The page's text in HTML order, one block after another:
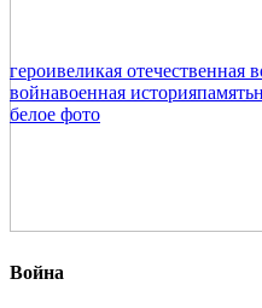
Война
героивеликая отечественная
войнавоенная историяпамять
белое фото